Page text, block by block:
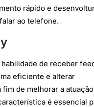
rápido e
ao telefone.
habilidade de receber
eficiente e alterar
de melhorar a atuação
é essencial